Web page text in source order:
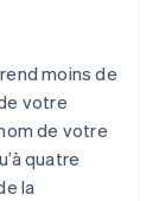
moins de
votre
de votre
quatre
la